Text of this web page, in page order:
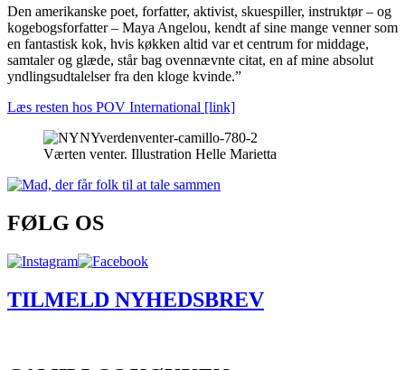
Den amerikanske poet, forfatter, aktivist, skuespiller, instruktør – og
kogebogsforfatter – Maya Angelou, kendt af sine mange venner som
en fantastisk kok, hvis køkken altid var et centrum for middage,
samtaler og glæde, står bag ovennævnte citat, en af mine absolut
yndlingsudtalelser fra den kloge kvinde.”
Læs resten hos POV International [link]
Værten venter. Illustration Helle Marietta
FØLG OS
TILMELD NYHEDSBREV